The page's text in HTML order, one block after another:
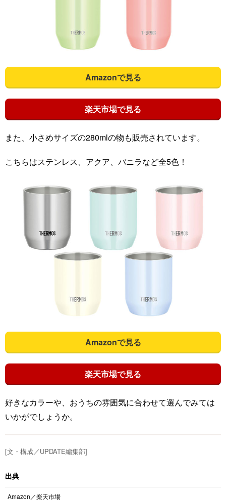
Amazonで見る
楽天市場で見る
また、小さめサイズの280mlの物も販売されています。
こちらはステンレス、アクア、バニラなど全5色！
Amazonで見る
楽天市場で見る
好きなカラーや、おうちの雰囲気に合わせて選んでみては
いかがでしょうか。
[文・構成／UPDATE編集部]
出典
Amazon ／楽天市場